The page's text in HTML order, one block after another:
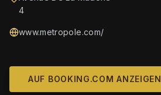
4
www.metropole.com/
AUF BOOKING.COM ANZEIGEN